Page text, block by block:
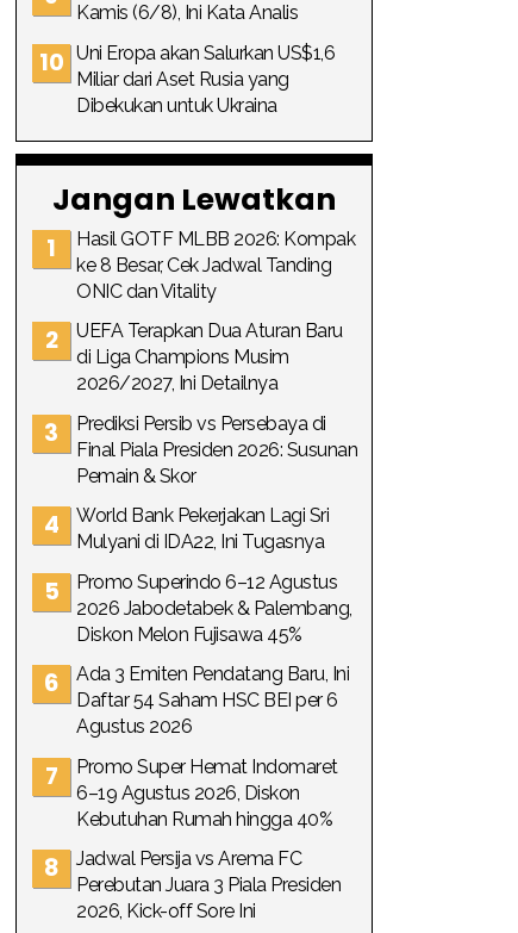
Kamis (6/8), Ini Kata Analis
Uni Eropa akan Salurkan US$1,6
Miliar dari Aset Rusia yang
Dibekukan untuk Ukraina
Jangan Lewatkan
Hasil GOTF MLBB 2026: Kompak
ke 8 Besar, Cek Jadwal Tanding
ONIC dan Vitality
UEFA Terapkan Dua Aturan Baru
di Liga Champions Musim
2026/2027, Ini Detailnya
Prediksi Persib vs Persebaya di
Final Piala Presiden 2026: Susunan
Pemain & Skor
World Bank Pekerjakan Lagi Sri
Mulyani di IDA22, Ini Tugasnya
Promo Superindo 6–12 Agustus
2026 Jabodetabek & Palembang,
Diskon Melon Fujisawa 45%
Ada 3 Emiten Pendatang Baru, Ini
Daftar 54 Saham HSC BEI per 6
Agustus 2026
Promo Super Hemat Indomaret
6–19 Agustus 2026, Diskon
Kebutuhan Rumah hingga 40%
Jadwal Persija vs Arema FC
Perebutan Juara 3 Piala Presiden
2026, Kick-off Sore Ini